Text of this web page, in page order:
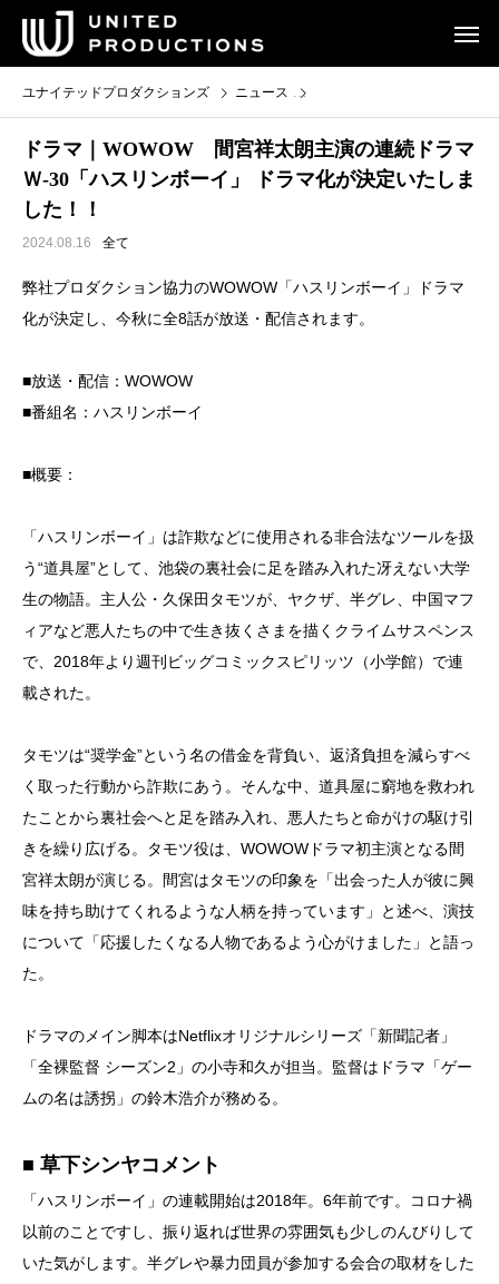
ユナイテッドプロダクションズ ニュース
ドラマ｜WOWOW 間宮祥太朗主演の連続ドラマ
Ｗ-30「ハスリンボーイ」 ドラマ化が決定いたしま
した！！
2024.08.16 全て
弊社プロダクション協力のWOWOW「ハスリンボーイ」ドラマ
化が決定し、今秋に全8話が放送・配信されます。
■放送・配信：WOWOW
■番組名：ハスリンボーイ
■概要：
「ハスリンボーイ」は詐欺などに使用される非合法なツールを扱
う“道具屋”として、池袋の裏社会に足を踏み入れた冴えない大学
生の物語。主人公・久保田タモツが、ヤクザ、半グレ、中国マフ
ィアなど悪人たちの中で生き抜くさまを描くクライムサスペンス
で、2018年より週刊ビッグコミックスピリッツ（小学館）で連
載された。
タモツは“奨学金”という名の借金を背負い、返済負担を減らすべ
く取った行動から詐欺にあう。そんな中、道具屋に窮地を救われ
たことから裏社会へと足を踏み入れ、悪人たちと命がけの駆け引
きを繰り広げる。タモツ役は、WOWOWドラマ初主演となる間
宮祥太朗が演じる。間宮はタモツの印象を「出会った人が彼に興
味を持ち助けてくれるような人柄を持っています」と述べ、演技
について「応援したくなる人物であるよう心がけました」と語っ
た。
ドラマのメイン脚本はNetflixオリジナルシリーズ「新聞記者」
「全裸監督 シーズン2」の小寺和久が担当。監督はドラマ「ゲー
ムの名は誘拐」の鈴木浩介が務める。
■ 草下シンヤコメント
「ハスリンボーイ」の連載開始は2018年。6年前です。コロナ禍
以前のことですし、振り返れば世界の雰囲気も少しのんびりして
いた気がします。半グレや暴力団員が参加する会合の取材をした